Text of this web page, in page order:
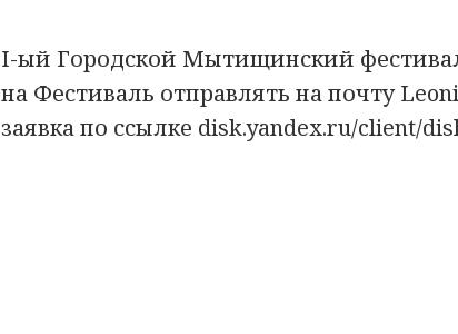
I-ый Городской Мытищинский
на Фестиваль отправлять на почту
заявка по ссылке disk.yandex.ru/client/